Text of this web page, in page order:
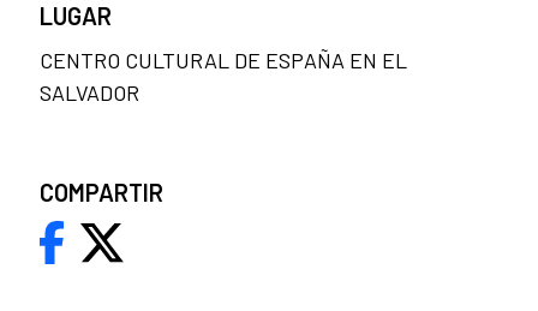
LUGAR
CENTRO CULTURAL DE ESPAÑA EN EL
SALVADOR
COMPARTIR